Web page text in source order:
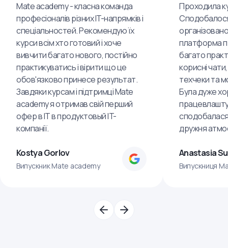
Mate academy - класна команда
професіоналів різних IT-напрямків і
спеціальностей. Рекомендую їх
курси всім хто готовий і хоче
вивчити багато нового, постійно
практикуватись і вірити що це
обов'язково принесе результат.
Завдяки курсам і підтримці Mate
academy я отримав свій перший
офер в IT в продуктовый IT-
компанії.
Kostya Gorlov
Випускник Mate academy
Проходила
платформа
багато
корисні
техчеки та
Була дуже
дружня
Anastasia
Випускниця